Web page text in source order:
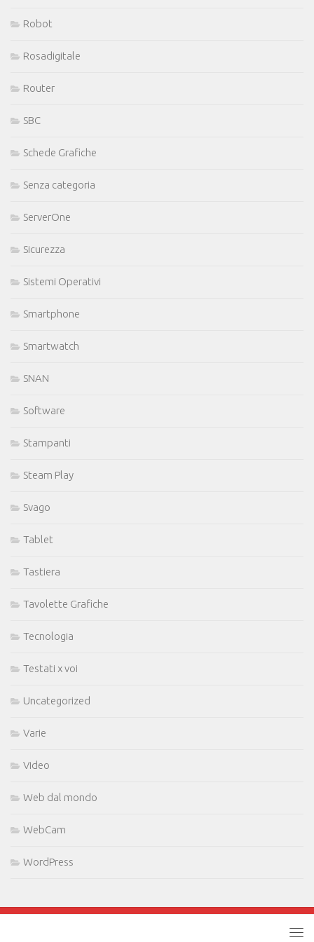
Robot
Rosadigitale
Router
SBC
Schede Grafiche
Senza categoria
ServerOne
Sicurezza
Sistemi Operativi
Smartphone
Smartwatch
SNAN
Software
Stampanti
Steam Play
Svago
Tablet
Tastiera
Tavolette Grafiche
Tecnologia
Testati x voi
Uncategorized
Varie
Video
Web dal mondo
WebCam
WordPress